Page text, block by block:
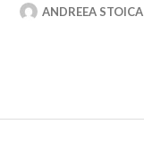
ANDREEA STOICA